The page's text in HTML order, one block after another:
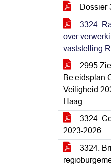
Dossier
3324.
over
vaststelling
2995
Beleidsplan
Veiligheid
Haag
3324.
2023-2026
3324.